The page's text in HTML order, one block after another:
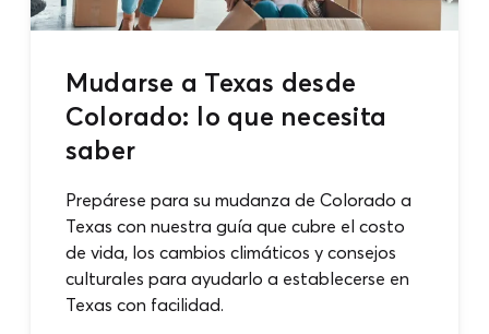
Mudarse a Texas desde
Colorado: lo que necesita
saber
Prepárese para su mudanza de Colorado a
Texas con nuestra guía que cubre el costo
de vida, los cambios climáticos y consejos
culturales para ayudarlo a establecerse en
Texas con facilidad.